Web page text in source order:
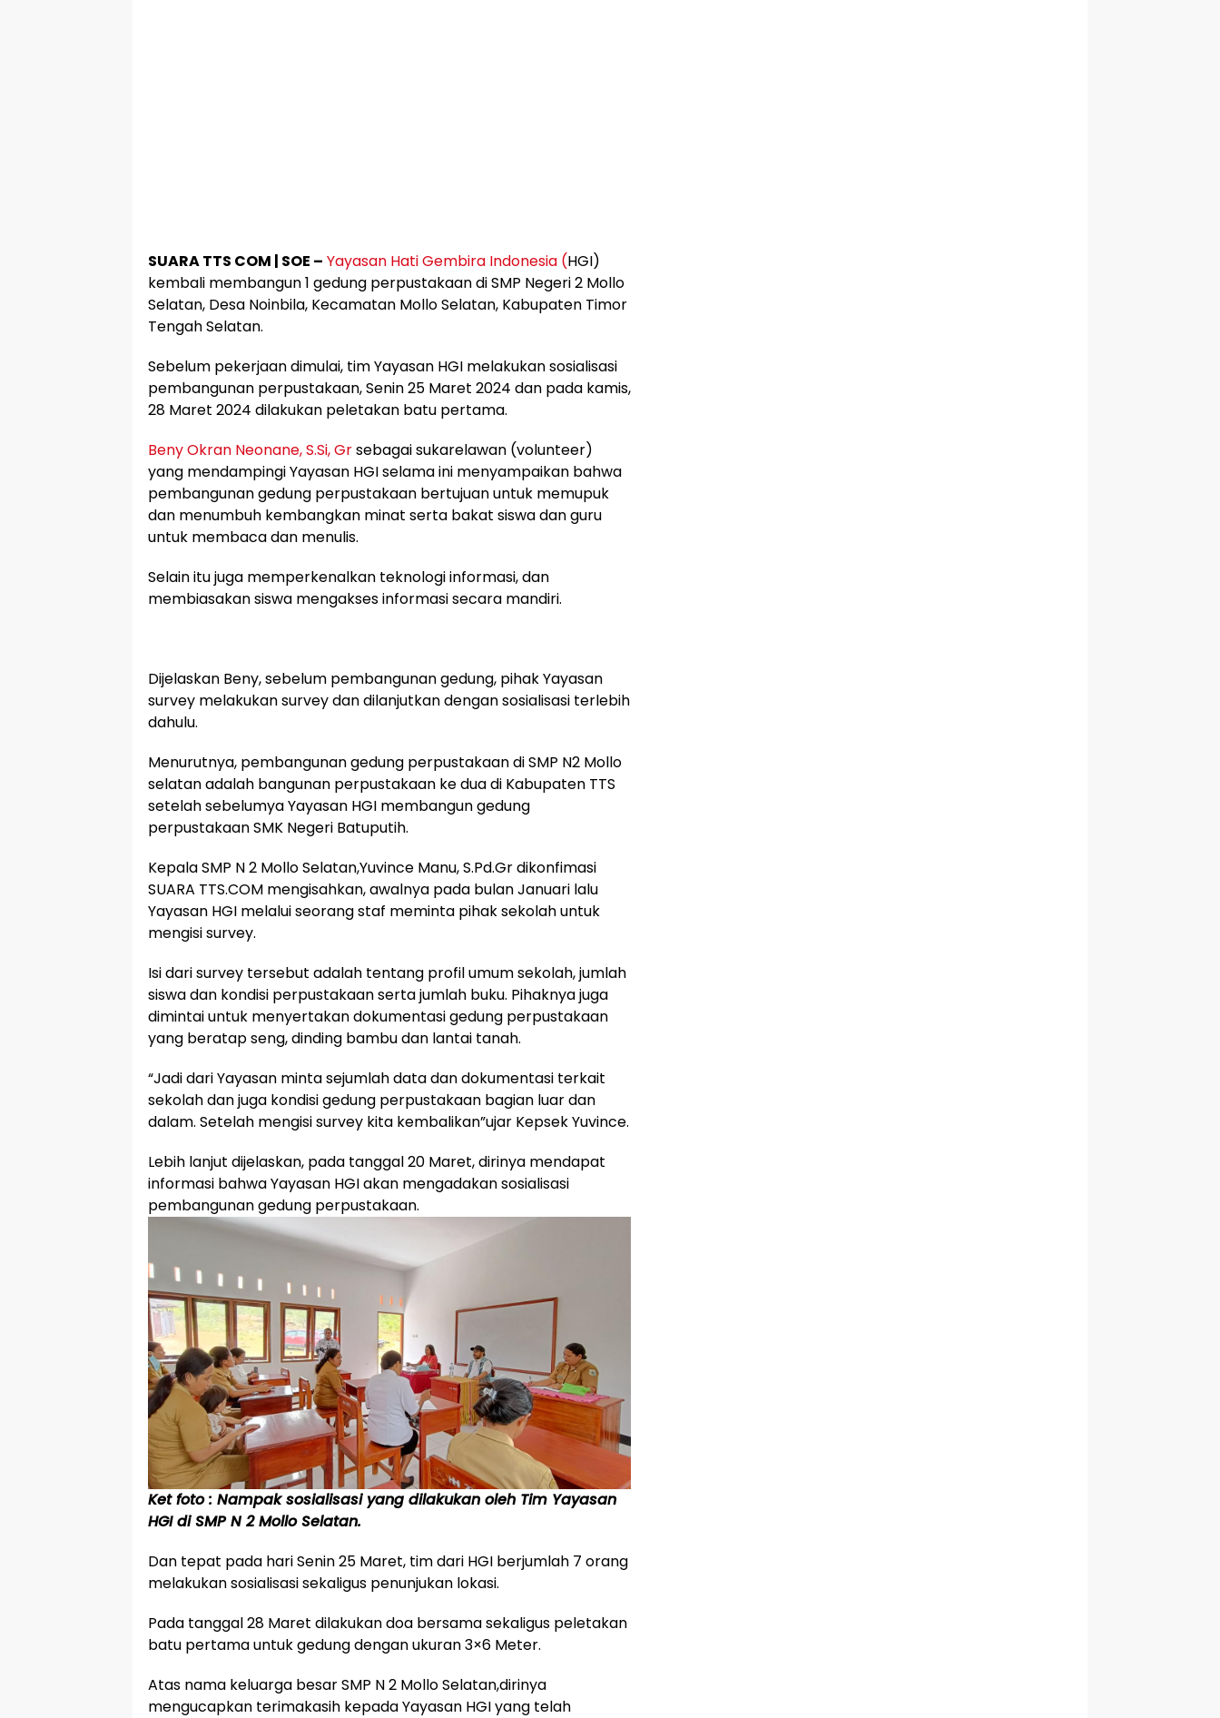
SUARA TTS COM | SOE – Yayasan Hati Gembira Indonesia (HGI)
kembali membangun 1 gedung perpustakaan di SMP Negeri 2 Mollo
Selatan, Desa Noinbila, Kecamatan Mollo Selatan, Kabupaten Timor
Tengah Selatan.
Sebelum pekerjaan dimulai, tim Yayasan HGI melakukan sosialisasi
pembangunan perpustakaan, Senin 25 Maret 2024 dan pada kamis,
28 Maret 2024 dilakukan peletakan batu pertama.
Beny Okran Neonane, S.Si, Grsebagai sukarelawan (volunteer)
yang mendampingi Yayasan HGI selama ini menyampaikan bahwa
pembangunan gedung perpustakaan bertujuan untuk memupuk
dan menumbuh kembangkan minat serta bakat siswa dan guru
untuk membaca dan menulis.
Selain itu juga memperkenalkan teknologi informasi, dan
membiasakan siswa mengakses informasi secara mandiri.
Dijelaskan Beny, sebelum pembangunan gedung, pihak Yayasan
survey melakukan survey dan dilanjutkan dengan sosialisasi terlebih
dahulu.
Menurutnya, pembangunan gedung perpustakaan di SMP N2 Mollo
selatan adalah bangunan perpustakaan ke dua di Kabupaten TTS
setelah sebelumya Yayasan HGI membangun gedung
perpustakaan SMK Negeri Batuputih.
Kepala SMP N 2 Mollo Selatan,Yuvince Manu, S.Pd.Gr dikonfimasi
SUARA TTS.COM mengisahkan, awalnya pada bulan Januari lalu
Yayasan HGI melalui seorang staf meminta pihak sekolah untuk
mengisi survey.
Isi dari survey tersebut adalah tentang profil umum sekolah, jumlah
siswa dan kondisi perpustakaan serta jumlah buku. Pihaknya juga
dimintai untuk menyertakan dokumentasi gedung perpustakaan
yang beratap seng, dinding bambu dan lantai tanah.
“Jadi dari Yayasan minta sejumlah data dan dokumentasi terkait
sekolah dan juga kondisi gedung perpustakaan bagian luar dan
dalam. Setelah mengisi survey kita kembalikan”ujar Kepsek Yuvince.
Lebih lanjut dijelaskan, pada tanggal 20 Maret, dirinya mendapat
informasi bahwa Yayasan HGI akan mengadakan sosialisasi
pembangunan gedung perpustakaan.
Ket foto : Nampak sosialisasi yang dilakukan oleh Tim Yayasan
HGI di SMP N 2 Mollo Selatan.
Dan tepat pada hari Senin 25 Maret, tim dari HGI berjumlah 7 orang
melakukan sosialisasi sekaligus penunjukan lokasi.
Pada tanggal 28 Maret dilakukan doa bersama sekaligus peletakan
batu pertama untuk gedung dengan ukuran 3×6 Meter.
Atas nama keluarga besar SMP N 2 Mollo Selatan,dirinya
mengucapkan terimakasih kepada Yayasan HGI yang telah